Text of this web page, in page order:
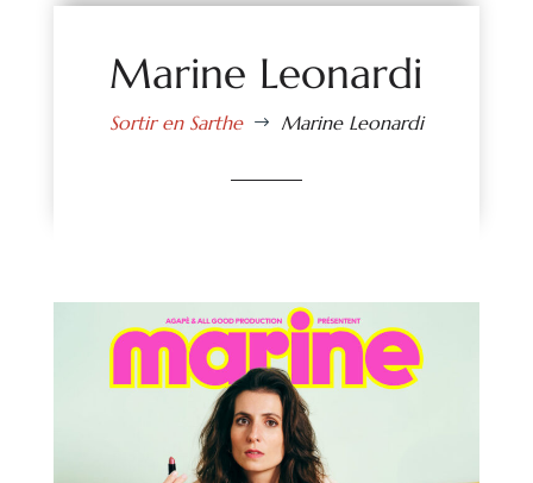
Marine Leonardi
Sortir en Sarthe $ Marine Leonardi